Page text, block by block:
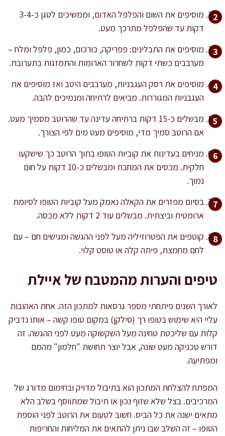
מוסיפים את השום והפלפל האדום, וממשיכים לטגן כ-3-4
דקות עד שהפלפל מתרכך מעט.
מוסיפים את התבלינים: פפריקה, כורכום, כמון, פלפל ומלח –
מערבבים כשתי דקות לשחרור הארומות והתמזגות בתערובת.
מוסיפים את רסק העגבניות, מערבבים היטב ואז מוסיפים את
העגבניות המגוררות. מביאים לרתיחה ומנמיכים להבה.
מבשלים כ-15 דקות ברתיחה עדינה עד שהרוטב מסמיך מעט.
אם הרוטב סמיך מדי, מוסיפים מעט מים לפי הצורך.
מניחים בעדינות את קוביות הטופו בתוך הרוטב כך שישקעו
חלקית. מכסים את המחבת ומבשלים כ-10 דקות על חום
נמוך.
בסיום מפזרים את הקאלה נאמק מעל קוביות הטופו לסיומת
ארומטית וביצתית. מבשלים עוד 2 דקות ללא מכסה.
קוטפים את הפטרוזיליה מעל לפני ההגשה ומגישים חם – עם
לחם מחמצת, פיתה קלה או טוסט קלוי.
טיפים והערות מהמטבח של איילת
לאורך השנים פיתחתי מספר גרסאות למתכון הזה. אחת האהובות
עליי היא שימוש בטופו רך (סילקן) במקום טופו קשה – אותו נדביק
קלות עם שליכטת טחינה מעל השקשוקה מעט לפני ההגשה. זה
דורש טכניקה מעט שונה, אבל יוצר תחושת "חלמון" מהמם
ומפתיעה.
המפתח להצלחת המתכון הוא בתיבול מדויק ובחימום מדורג של
המרכיבים. בצל שלא שזוף נכון או תיבול שמתווסף בשלב הלא
מתאים ישנה את כל הביס. חשוב לטעום את הרוטב לפני הוספת
הטופו – זה השלב שבו ניתן להתאים את המליחות והחריפות